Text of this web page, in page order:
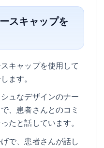
スキャップを
キャップを使用して
ます。
ュなデザインのナー
、患者さんとのコミ
たと話しています。
で、患者さんが話し